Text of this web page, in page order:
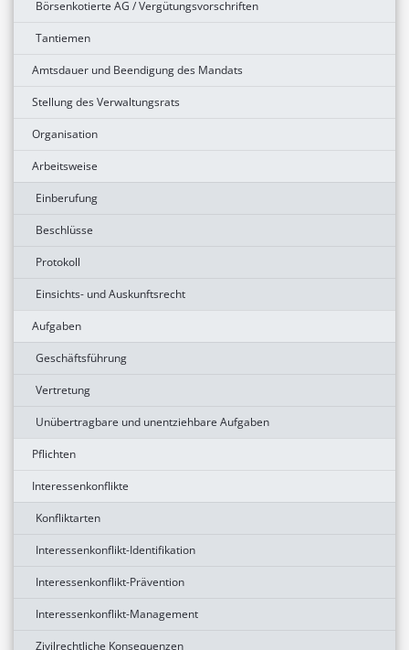
Börsenkotierte AG / Vergütungsvorschriften
Tantiemen
Amtsdauer und Beendigung des Mandats
Stellung des Verwaltungsrats
Organisation
Arbeitsweise
Einberufung
Beschlüsse
Protokoll
Einsichts- und Auskunftsrecht
Aufgaben
Geschäftsführung
Vertretung
Unübertragbare und unentziehbare Aufgaben
Pflichten
Interessenkonflikte
Konfliktarten
Interessenkonflikt-Identifikation
Interessenkonflikt-Prävention
Interessenkonflikt-Management
Zivilrechtliche Konsequenzen